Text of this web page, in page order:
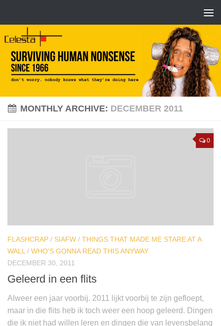
MONTHLY ARCHIVE: DECEMBER 2011
0
FLASHCRAP / SIAFW / THINGS THAT MADE ME STARE AT A
WALL / WHO'S GONNA READ THIS ANYWAY
DECEMBER 30, 2011
Geleerd in een flits
Alweer een jaar voorbij. 2011 lijkt voorbij te zijn gefloept,
maar in die flits heb ik toch weer een hoop geleerd. Dingen
die ik niet had willen leren en dingen die van levensbelang